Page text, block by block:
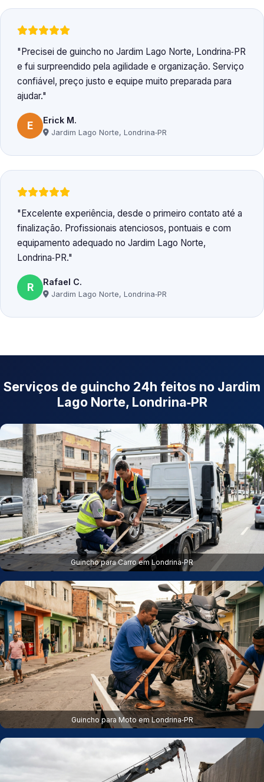
Precisei de guincho no Jardim Lago Norte, Londrina‑PR
e fui surpreendido pela agilidade e organização. Serviço
confiável, preço justo e equipe muito preparada para
ajudar.
E Erick M.
Jardim Lago Norte, Londrina‑PR
Excelente experiência, desde o primeiro contato até a
finalização. Profissionais atenciosos, pontuais e com
equipamento adequado no Jardim Lago Norte,
Londrina‑PR.
R Rafael C.
Jardim Lago Norte, Londrina‑PR
Serviços de guincho 24h feitos no Jardim
Lago Norte, Londrina‑PR
Guincho para Carro em Londrina‑PR
Guincho para Moto em Londrina‑PR